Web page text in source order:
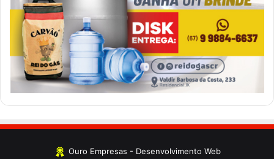
Ouro Empresas - Desenvolvimento Web